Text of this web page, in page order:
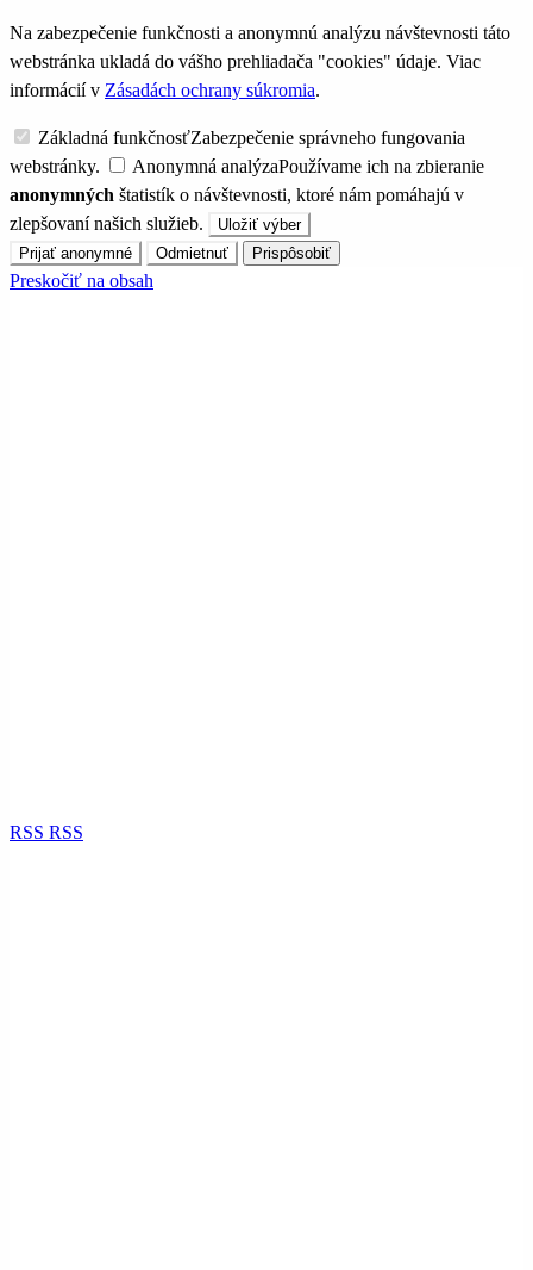
Na zabezpečenie funkčnosti a anonymnú analýzu návštevnosti táto
webstránka ukladá do vášho prehliadača "cookies" údaje. Viac
informácií v Zásadách ochrany súkromia.
Základná funkčnosťZabezpečenie správneho fungovania
webstránky.
Anonymná analýzaPoužívame ich na zbieranie
anonymných štatistík o návštevnosti, ktoré nám pomáhajú v
zlepšovaní našich služieb.
Uložiť výber
Prijať anonymné
Odmietnuť Prispôsobiť
Preskočiť na obsah
RSS RSS